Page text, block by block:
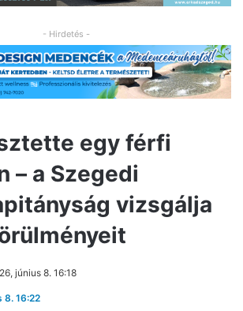
- Hirdetés -
egy férfi
– a Szegedi
vizsgálja
június 8. 16:18
8. 16:22